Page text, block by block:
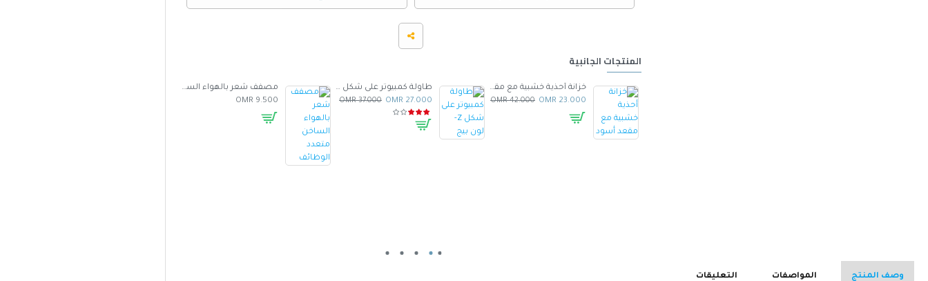
المنتجات الجانبية
خزانة أحذية خشبية مع مقعد أسود
23.000 OMR
42.000 OMR
طاولة كمبيوتر على شكل Z- لون بيج
27.000 OMR
37.000 OMR
مصفف شعر بالهواء الساخن متعدد الوظائف
9.500 OMR
وصف المنتج المواصفات التعليقات